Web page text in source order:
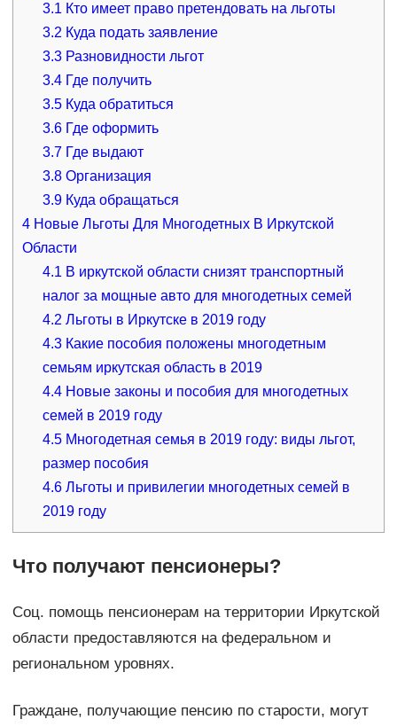
3.1 Кто имеет право претендовать на льготы
3.2 Куда подать заявление
3.3 Разновидности льгот
3.4 Где получить
3.5 Куда обратиться
3.6 Где оформить
3.7 Где выдают
3.8 Организация
3.9 Куда обращаться
4Новые Льготы Для Многодетных В Иркутской
Области
4.1 В иркутской области снизят транспортный
налог за мощные авто для многодетных семей
4.2 Льготы в Иркутске в 2019 году
4.3 Какие пособия положены многодетным
семьям иркутская область в 2019
4.4 Новые законы и пособия для многодетных
семей в 2019 году
4.5 Многодетная семья в 2019 году: виды льгот,
размер пособия
4.6 Льготы и привилегии многодетных семей в
2019 году
Что получают пенсионеры?
Соц. помощь пенсионерам на территории Иркутской
области предоставляются на федеральном и
региональном уровнях.
Граждане, получающие пенсию по старости, могут